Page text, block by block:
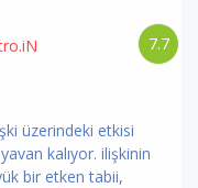
7.7
üzerindeki etkisi
kalıyor. ilişkinin
bir etken tabii,